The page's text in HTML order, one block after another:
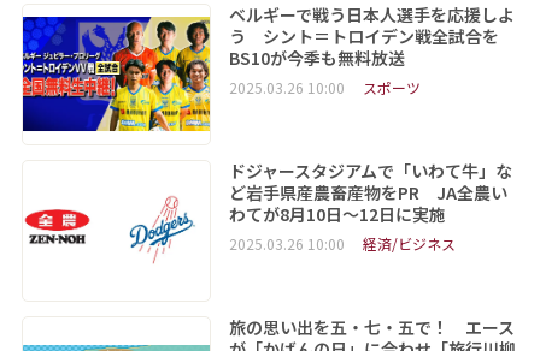
ベルギーで戦う日本人選手を応援しよ
う シント＝トロイデン戦全試合を
BS10が今季も無料放送
2025.03.26 10:00 スポーツ
ドジャースタジアムで「いわて牛」な
ど岩手県産農畜産物をPR JA全農い
わてが8月10日～12日に実施
2025.03.26 10:00 経済/ビジネス
旅の思い出を五・七・五で！ エース